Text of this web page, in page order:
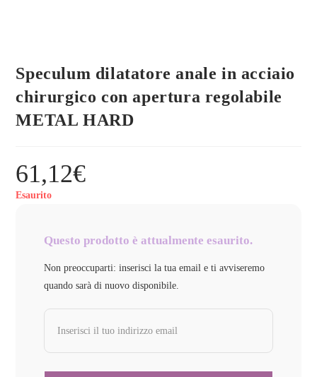
Speculum dilatatore anale in acciaio
chirurgico con apertura regolabile
METAL HARD
61,12€
Esaurito
Questo prodotto è attualmente esaurito.
Non preoccuparti: inserisci la tua email e ti avviseremo
quando sarà di nuovo disponibile.